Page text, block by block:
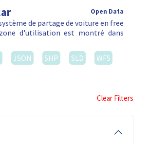
Open Data
de partage de voiture en free
d'utilisation est montré dans
JSON SHP SLD
WFS
Clear Filters